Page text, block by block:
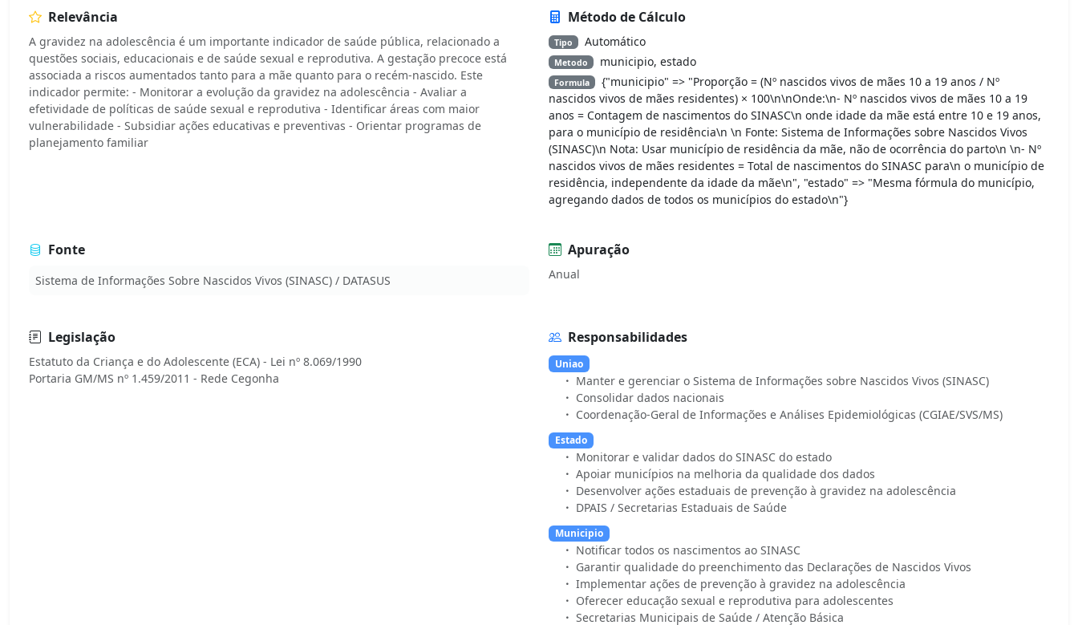
Relevância
A gravidez na adolescência é um importante indicador de saúde pública, relacionado a
questões sociais, educacionais e de saúde sexual e reprodutiva. A gestação precoce está
associada a riscos aumentados tanto para a mãe quanto para o recém-nascido. Este
indicador permite: - Monitorar a evolução da gravidez na adolescência - Avaliar a
efetividade de políticas de saúde sexual e reprodutiva - Identificar áreas com maior
vulnerabilidade - Subsidiar ações educativas e preventivas - Orientar programas de
planejamento familiar
Método de Cálculo
Tipo Automático
Metodo municipio, estado
Formula
{"municipio" => "Proporção = (Nº nascidos vivos de mães 10 a 19 anos / Nº
nascidos vivos de mães residentes) × 100\n\nOnde:\n- Nº nascidos vivos de mães 10 a 19
anos = Contagem de nascimentos do SINASC\n onde idade da mãe está entre 10 e 19 anos,
para o município de residência\n \n Fonte: Sistema de Informações sobre Nascidos Vivos
(SINASC)\n Nota: Usar município de residência da mãe, não de ocorrência do parto\n \n- Nº
nascidos vivos de mães residentes = Total de nascimentos do SINASC para\n o município de
residência, independente da idade da mãe\n", "estado" => "Mesma fórmula do município,
agregando dados de todos os municípios do estado\n"}
Fonte
Sistema de Informações Sobre Nascidos Vivos (SINASC) / DATASUS
Apuração
Anual
Legislação
Estatuto da Criança e do Adolescente (ECA) - Lei nº 8.069/1990
Responsabilidades
Uniao
Manter e gerenciar o Sistema de Informações sobre Nascidos Vivos (SINASC)
Consolidar dados nacionais
Coordenação-Geral de Informações e Análises Epidemiológicas (CGIAE/SVS/MS)
Estado
Monitorar e validar dados do SINASC do estado
Apoiar municípios na melhoria da qualidade dos dados
Desenvolver ações estaduais de prevenção à gravidez na adolescência
DPAIS / Secretarias Estaduais de Saúde
Municipio
Notificar todos os nascimentos ao SINASC
Garantir qualidade do preenchimento das Declarações de Nascidos Vivos
Implementar ações de prevenção à gravidez na adolescência
Oferecer educação sexual e reprodutiva para adolescentes
Secretarias Municipais de Saúde / Atenção Básica